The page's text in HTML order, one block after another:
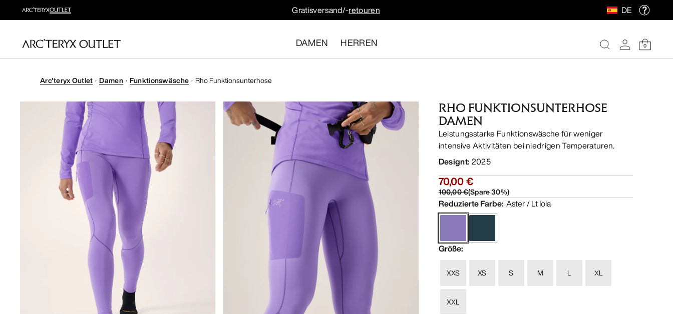
Gratisversand/-retouren DE
DAMEN HERREN 0
Arc'teryx Outlet Damen Funktionswäsche Rho Funktionsunterhose
RHO FUNKTIONSUNTERHOSE
DAMEN
Leistungsstarke Funktionswäsche für weniger
intensive Aktivitäten bei niedrigen Temperaturen.
Designt: 2025
70,00 €
100,00 €(Spare30%)
Reduzierte Farbe: Aster / Lt Iola
Größe:
XXS XS S M L XL
XXL